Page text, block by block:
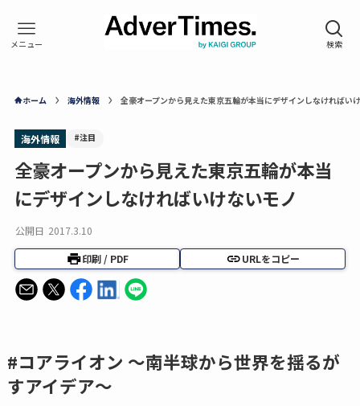
ホーム 海外情報 全豪オープンから見えた東京五輪が本当にデザインしなければい
海外情報 #注目
全豪オープンから見えた東京五輪が本当
にデザインしなければいけないモノ
公開日 2017.3.10
印刷 / PDF URLをコピー
#コアライオン 〜南半球から世界を揺るが
すアイデア〜